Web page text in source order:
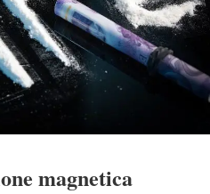
magnetica